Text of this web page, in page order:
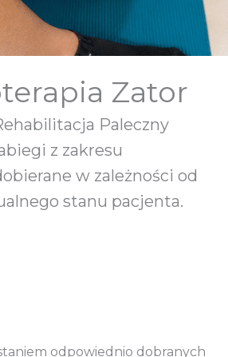
Zator
Paleczny
z zakresu
w zależności od
stanu pacjenta.
odpowiednio dobranych